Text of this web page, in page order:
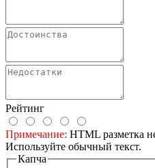
Рейтинг
Примечание: HTML разметка
Используйте обычный текст.
Капча